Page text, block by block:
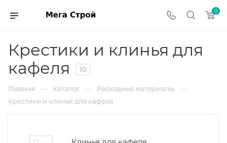
0
Крестики и клинья для
кафеля
10
Главная — Каталог — Расходные материалы —
Крестики и клинья для кафеля